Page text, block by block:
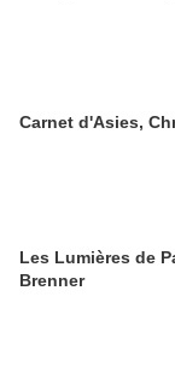
Carnet d'Asies,
Les Lumières de
Brenner